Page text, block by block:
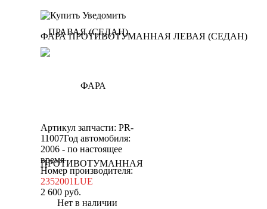
Уведомить
ФАРА ПРОТИВОТУМАННАЯ ЛЕВАЯ (СЕДАН)
Артикул запчасти: PR-
11007Год автомобиля:
2006 - по настоящее
время
Номер производителя:
2352001LUE
2 600 руб.
Нет в наличии